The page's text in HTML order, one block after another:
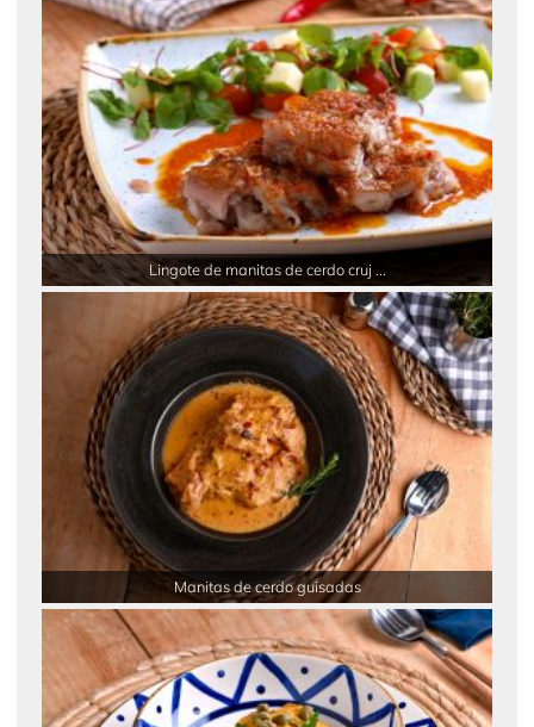
Lingote de manitas de cerdo cruj ...
Manitas de cerdo guisadas